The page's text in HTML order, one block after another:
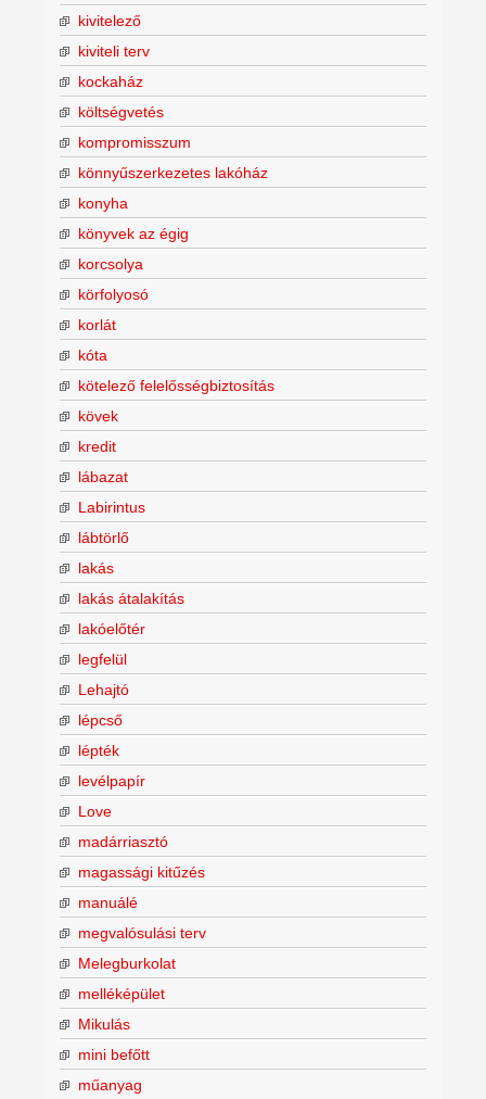
kivitelező
kiviteli terv
kockaház
költségvetés
kompromisszum
könnyűszerkezetes lakóház
konyha
könyvek az égig
korcsolya
körfolyosó
korlát
kóta
kötelező felelősségbiztosítás
kövek
kredit
lábazat
Labirintus
lábtörlő
lakás
lakás átalakítás
lakóelőtér
legfelül
Lehajtó
lépcső
lépték
levélpapír
Love
madárriasztó
magassági kitűzés
manuálé
megvalósulási terv
Melegburkolat
melléképület
Mikulás
mini befőtt
műanyag